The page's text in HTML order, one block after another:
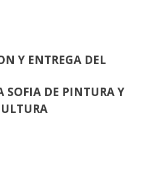
Y ENTREGA DEL
SOFIA DE PINTURA Y